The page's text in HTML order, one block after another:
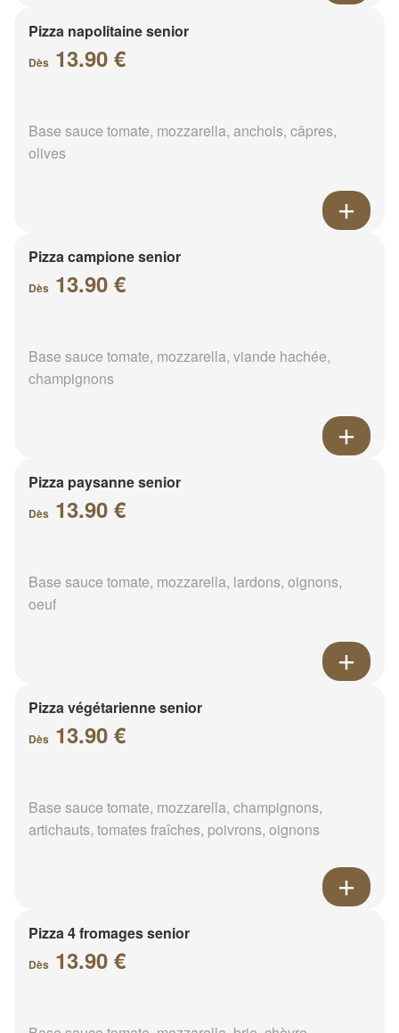
Pizza napolitaine senior
Dès 13.90 €
Base sauce tomate, mozzarella, anchois, câpres,
olives
Pizza campione senior
Dès 13.90 €
Base sauce tomate, mozzarella, viande hachée,
champignons
Pizza paysanne senior
Dès 13.90 €
Base sauce tomate, mozzarella, lardons, oignons,
oeuf
Pizza végétarienne senior
Dès 13.90 €
Base sauce tomate, mozzarella, champignons,
artichauts, tomates fraîches, poivrons, oignons
Pizza 4 fromages senior
Dès 13.90 €